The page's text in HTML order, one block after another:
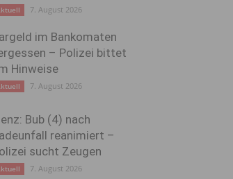
7. August 2026
im Bankomaten
– Polizei bittet
Hinweise
7. August 2026
Bub (4) nach
reanimiert –
sucht Zeugen
7. August 2026